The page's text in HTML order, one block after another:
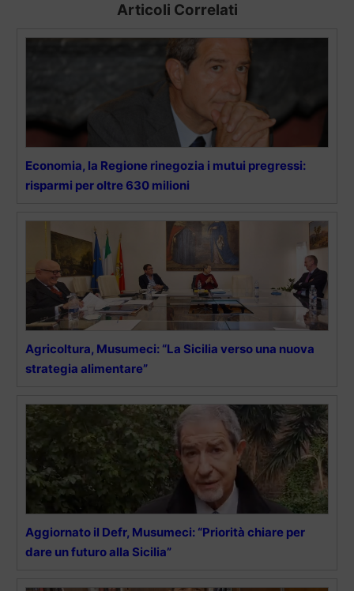
Articoli Correlati
Economia, la Regione rinegozia i mutui pregressi:
risparmi per oltre 630 milioni
Agricoltura, Musumeci: “La Sicilia verso una nuova
strategia alimentare”
Aggiornato il Defr, Musumeci: “Priorità chiare per
dare un futuro alla Sicilia”